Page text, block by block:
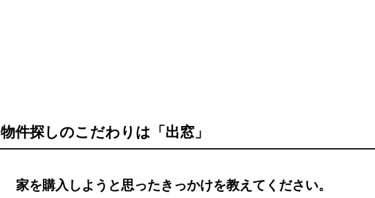
物件探しのこだわりは「出窓」
家を購入しようと思ったきっかけを教えてください。